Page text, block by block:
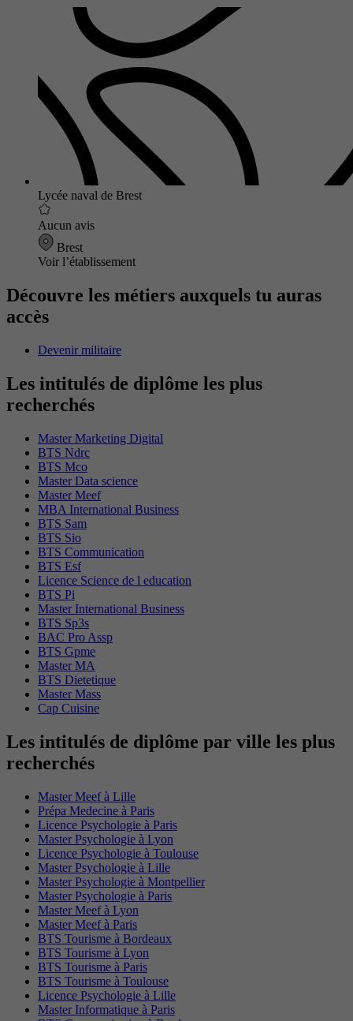
Lycée naval de Brest
Aucun avis
Brest
Voir l’établissement
Découvre les métiers auxquels tu auras
accès
Devenir militaire
Les intitulés de diplôme les plus
recherchés
Master Marketing Digital
BTS Ndrc
BTS Mco
Master Data science
Master Meef
MBA International Business
BTS Sam
BTS Sio
BTS Communication
BTS Esf
Licence Science de l education
BTS Pi
Master International Business
BTS Sp3s
BAC Pro Assp
BTS Gpme
Master MA
BTS Dietetique
Master Mass
Cap Cuisine
Les intitulés de diplôme par ville les plus
recherchés
Master Meef à Lille
Prépa Medecine à Paris
Licence Psychologie à Paris
Master Psychologie à Lyon
Licence Psychologie à Toulouse
Master Psychologie à Lille
Master Psychologie à Montpellier
Master Psychologie à Paris
Master Meef à Lyon
Master Meef à Paris
BTS Tourisme à Bordeaux
BTS Tourisme à Lyon
BTS Tourisme à Paris
BTS Tourisme à Toulouse
Licence Psychologie à Lille
Master Informatique à Paris